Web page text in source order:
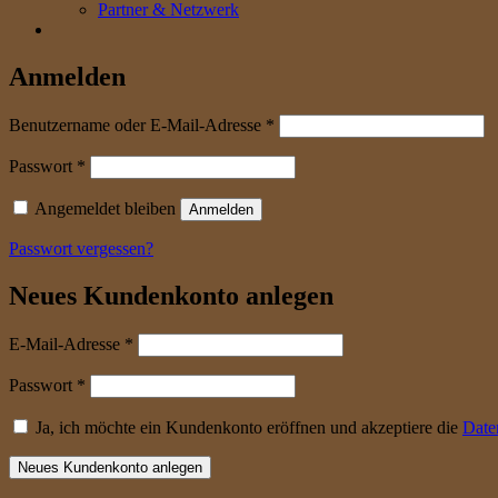
Partner & Netzwerk
Anmelden
Benutzername oder E-Mail-Adresse *
Passwort *
Angemeldet bleiben Anmelden
Passwort vergessen?
Neues Kundenkonto anlegen
E-Mail-Adresse *
Passwort *
Ja, ich möchte ein Kundenkonto eröffnen und akzeptiere die
Neues Kundenkonto anlegen